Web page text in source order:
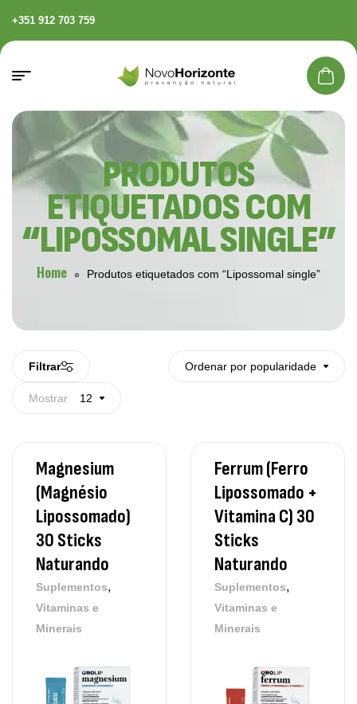
+351 912 703 759
PRODUTOS
ETIQUETADOS COM
“LIPOSSOMAL SINGLE”
Home Produtos etiquetados com “Lipossomal single”
Filtrar Ordenar por popularidade
Mostrar 12
Magnesium
(Magnésio
Lipossomado)
30 Sticks
Naturando
Suplementos,
Vitaminas e
Minerais
Ferrum (Ferro
Lipossomado +
Vitamina C) 30
Sticks
Naturando
Suplementos,
Vitaminas e
Minerais